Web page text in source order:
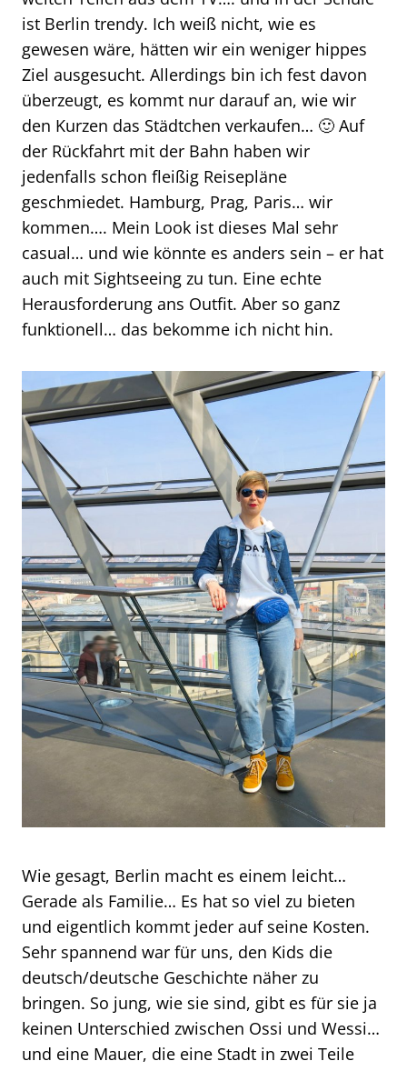
ist Berlin trendy. Ich weiß nicht, wie es
gewesen wäre, hätten wir ein weniger hippes
Ziel ausgesucht. Allerdings bin ich fest davon
überzeugt, es kommt nur darauf an, wie wir
den Kurzen das Städtchen verkaufen… 🙂 Auf
der Rückfahrt mit der Bahn haben wir
jedenfalls schon fleißig Reisepläne
geschmiedet. Hamburg, Prag, Paris… wir
kommen…. Mein Look ist dieses Mal sehr
casual… und wie könnte es anders sein – er hat
auch mit Sightseeing zu tun. Eine echte
Herausforderung ans Outfit. Aber so ganz
funktionell… das bekomme ich nicht hin.
Wie gesagt, Berlin macht es einem leicht…
Gerade als Familie… Es hat so viel zu bieten
und eigentlich kommt jeder auf seine Kosten.
Sehr spannend war für uns, den Kids die
deutsch/deutsche Geschichte näher zu
bringen. So jung, wie sie sind, gibt es für sie ja
keinen Unterschied zwischen Ossi und Wessi…
und eine Mauer, die eine Stadt in zwei Teile